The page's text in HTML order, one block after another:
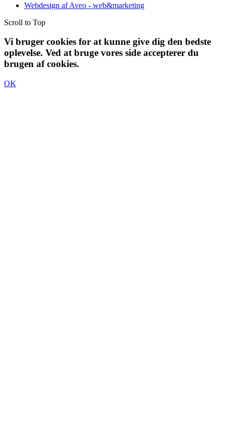
Webdesign af Aveo - web&marketing
Scroll to Top
Vi bruger cookies for at kunne give dig den bedste
oplevelse. Ved at bruge vores side accepterer du
brugen af cookies.
OK